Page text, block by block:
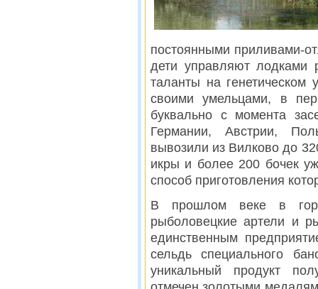
постоянными приливами-
дети управляют
таланты на генетическом
своими умельцами, в
буквально с момента
Германии, Австрии,
вывозили из Вилково до
икры и более 200 бочек
способ приготовления
В прошлом веке в
рыболовецкие артели и
единственным
сельдь специального
уникальный продукт